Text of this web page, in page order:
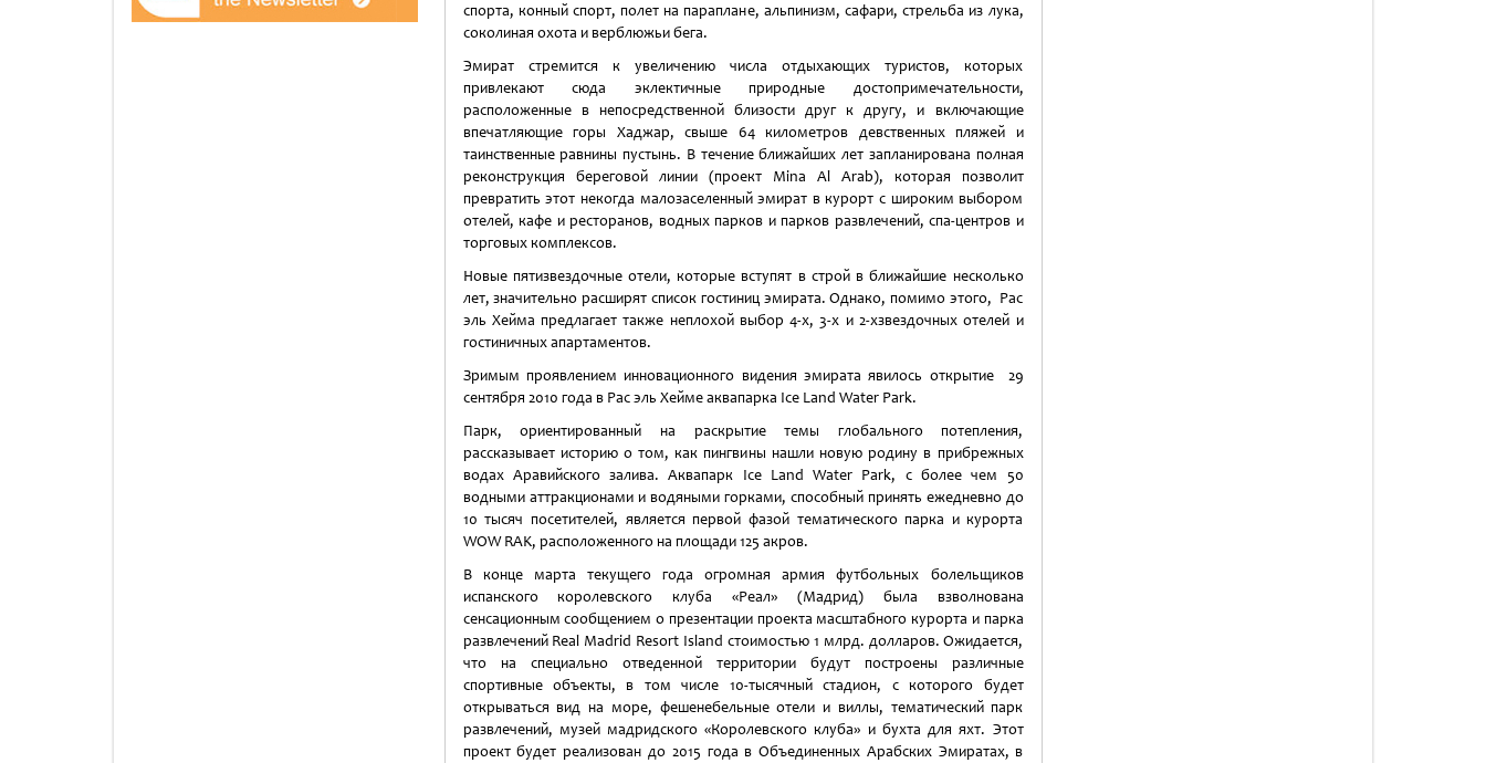
спорта, конный спорт, полет на параплане, альпинизм, сафари, стрельба из лука,
соколиная охота и верблюжьи бега.
Эмират стремится к увеличению числа отдыхающих туристов, которых
привлекают сюда эклектичные природные достопримечательности,
расположенные в непосредственной близости друг к другу, и включающие
впечатляющие горы Хаджар, свыше 64 километров девственных пляжей и
таинственные равнины пустынь. В течение ближайших лет запланирована полная
реконструкция береговой линии (проект Mina Al Arab), которая позволит
превратить этот некогда малозаселенный эмират в курорт с широким выбором
отелей, кафе и ресторанов, водных парков и парков развлечений, спа-центров и
торговых комплексов.
Новые пятизвездочные отели, которые вступят в строй в ближайшие несколько
лет, значительно расширят список гостиниц эмирата. Однако, помимо этого, Рас
эль Хейма предлагает также неплохой выбор 4-х, 3-х и 2-хзвездочных отелей и
гостиничных апартаментов.
Зримым проявлением инновационного видения эмирата явилось открытие 29
сентября 2010 года в Рас эль Хейме аквапарка Ice Land Water Park.
Парк, ориентированный на раскрытие темы глобального потепления,
рассказывает историю о том, как пингвины нашли новую родину в прибрежных
водах Аравийского залива. Аквапарк Ice Land Water Park, с более чем 50
водными аттракционами и водяными горками, способный принять ежедневно до
10 тысяч посетителей, является первой фазой тематического парка и курорта
WOW RAK, расположенного на площади 125 акров.
В конце марта текущего года огромная армия футбольных болельщиков
испанского королевского клуба «Реал» (Мадрид) была взволнована
сенсационным сообщением о презентации проекта масштабного курорта и парка
развлечений Real Madrid Resort Island стоимостью 1 млрд. долларов. Ожидается,
что на специально отведенной территории будут построены различные
спортивные объекты, в том числе 10-тысячный стадион, с которого будет
открываться вид на море, фешенебельные отели и виллы, тематический парк
развлечений, музей мадридского «Королевского клуба» и бухта для яхт. Этот
проект будет реализован до 2015 года в Объединенных Арабских Эмиратах, в